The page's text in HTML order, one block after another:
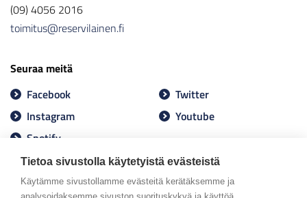
Tietoa sivustolla käytetyistä evästeistä
Käytämme sivustollamme evästeitä kerätäksemme ja
(09) 4056 2016
toimitus@reservilainen.fi
Seuraa meitä
Facebook
Twitter
Instagram
Youtube
Spotify